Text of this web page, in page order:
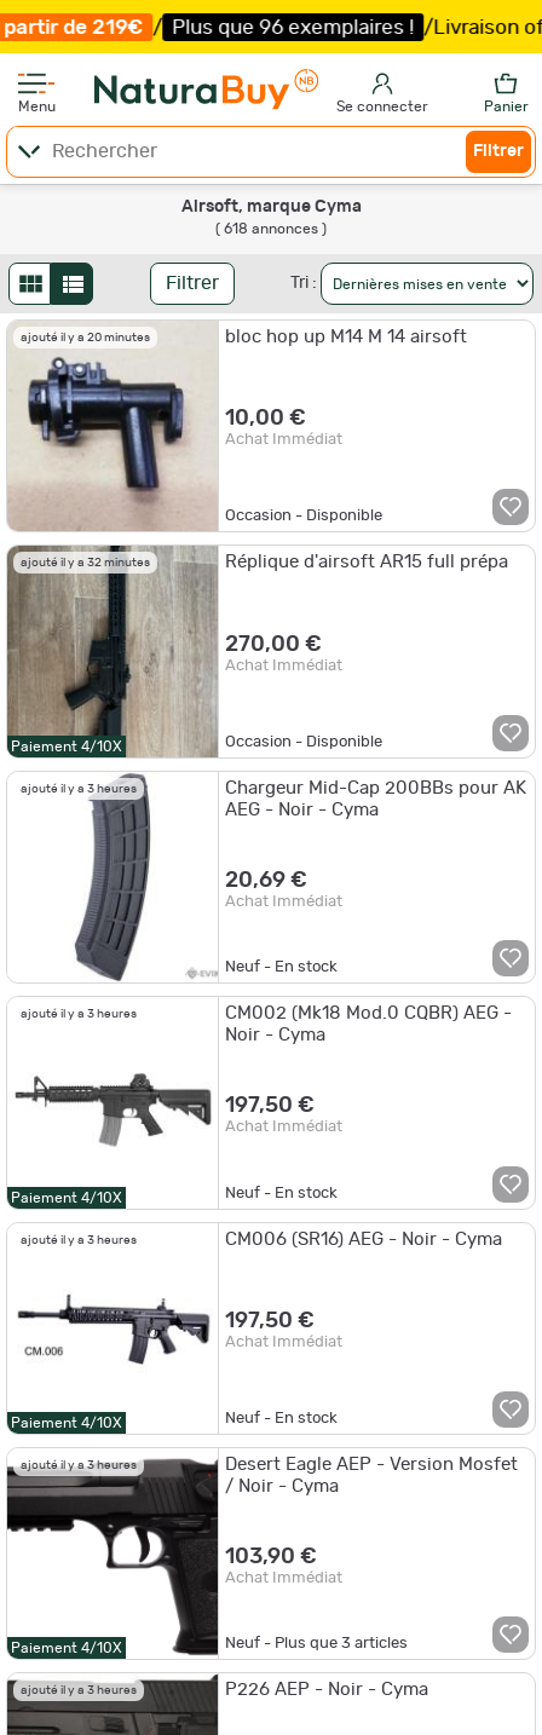
que 96 exemplaires ! /Livraison offerte et
Menu Se connecter Panier
Filtrer
Airsoft, marque Cyma
( 618 annonces )
Filtrer Tri :
ajouté il y a 20 minutes bloc hop up M14 M 14 airsoft
10,00 €
Achat Immédiat
Occasion - Disponible
ajouté il y a 32 minutes
Paiement 4/10X
Réplique d'airsoft AR15 full prépa
270,00 €
Achat Immédiat
Occasion - Disponible
ajouté il y a 3 heures
Chargeur Mid-Cap 200BBs pour AK
AEG - Noir - Cyma
20,69 €
Achat Immédiat
Neuf - En stock
ajouté il y a 3 heures
Paiement 4/10X
CM002 (Mk18 Mod.0 CQBR) AEG -
Noir - Cyma
197,50 €
Achat Immédiat
Neuf - En stock
ajouté il y a 3 heures
Paiement 4/10X
CM006 (SR16) AEG - Noir - Cyma
197,50 €
Achat Immédiat
Neuf - En stock
ajouté il y a 3 heures
Paiement 4/10X
Desert Eagle AEP - Version Mosfet
/ Noir - Cyma
103,90 €
Achat Immédiat
Neuf - Plus que3 articles
ajouté il y a 3 heures P226 AEP - Noir - Cyma